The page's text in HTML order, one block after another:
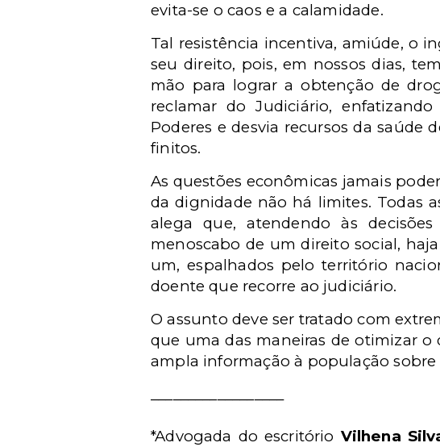
evita-se o caos e a calamidade.
Tal resistência incentiva, amiúde, o
seu direito, pois, em nossos dias,
mão para lograr a obtenção de
reclamar do Judiciário,
Poderes e desvia recursos da saúde
finitos.
As questões econômicas jamais
da dignidade não há limites. Todas
alega que, atendendo às
menoscabo de um direito social,
um, espalhados pelo território
doente que recorre ao judiciário.
O assunto deve ser tratado com
que uma das maneiras de otimizar
ampla informação à população sobre
*Advogada do escritório Vilhena